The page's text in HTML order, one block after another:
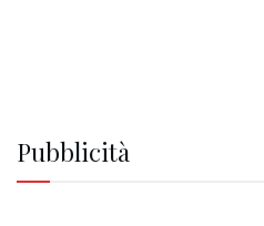
Pubblicità